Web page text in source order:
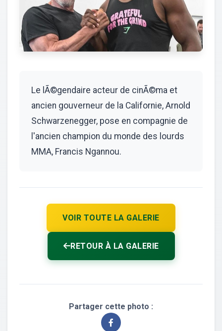
Le lÃ©gendaire acteur de cinÃ©ma et
ancien gouverneur de la Californie, Arnold
Schwarzenegger, pose en compagnie de
l'ancien champion du monde des lourds
MMA, Francis Ngannou.
VOIR TOUTE LA GALERIE
RETOUR À LA GALERIE
Partager cette photo :